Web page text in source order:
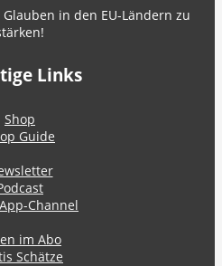
in den EU-Ländern zu
Links
Shop
Guide
Channel
im Abo
Schätze